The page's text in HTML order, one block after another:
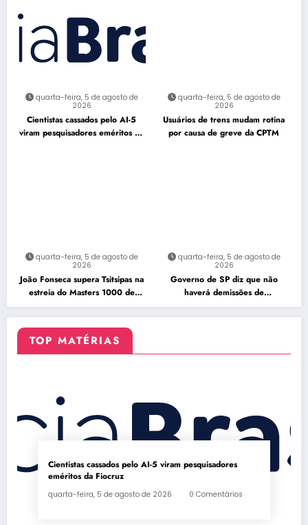
quarta-feira, 5 de agosto de
2026
Cientistas cassados pelo AI-5
viram pesquisadores eméritos da
quarta-feira, 5 de agosto de
2026
Usuários de trens mudam rotina
por causa de greve da CPTM
quarta-feira, 5 de agosto de
2026
João Fonseca supera Tsitsipas na
estreia do Masters 1000 de
Montreal
quarta-feira, 5 de agosto de
2026
Governo de SP diz que não
haverá demissões de
funcionários da CPTM
TOP MATÉRIAS
Cientistas cassados pelo AI-5 viram pesquisadores
eméritos da Fiocruz
quarta-feira, 5 de agosto de 2026 0 Comentários